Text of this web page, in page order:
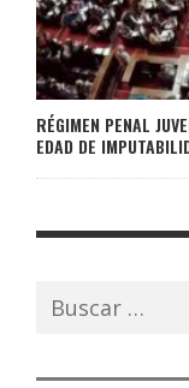
RÉGIMEN PENAL
EDAD DE
Buscar: